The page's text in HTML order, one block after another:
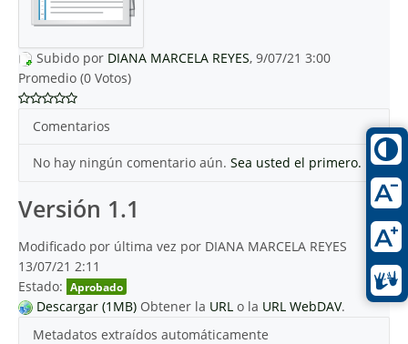
Subido por DIANA MARCELA REYES, 9/07/21 3:00
Promedio (0 Votos)
Comentarios
No hay ningún comentario aún. Sea usted el primero.
Versión 1.1
Modificado por última vez por DIANA MARCELA REYES
13/07/21 2:11
Estado: Aprobado
Descargar (1MB) Obtener la URL o la URL WebDAV.
Metadatos extraídos automáticamente